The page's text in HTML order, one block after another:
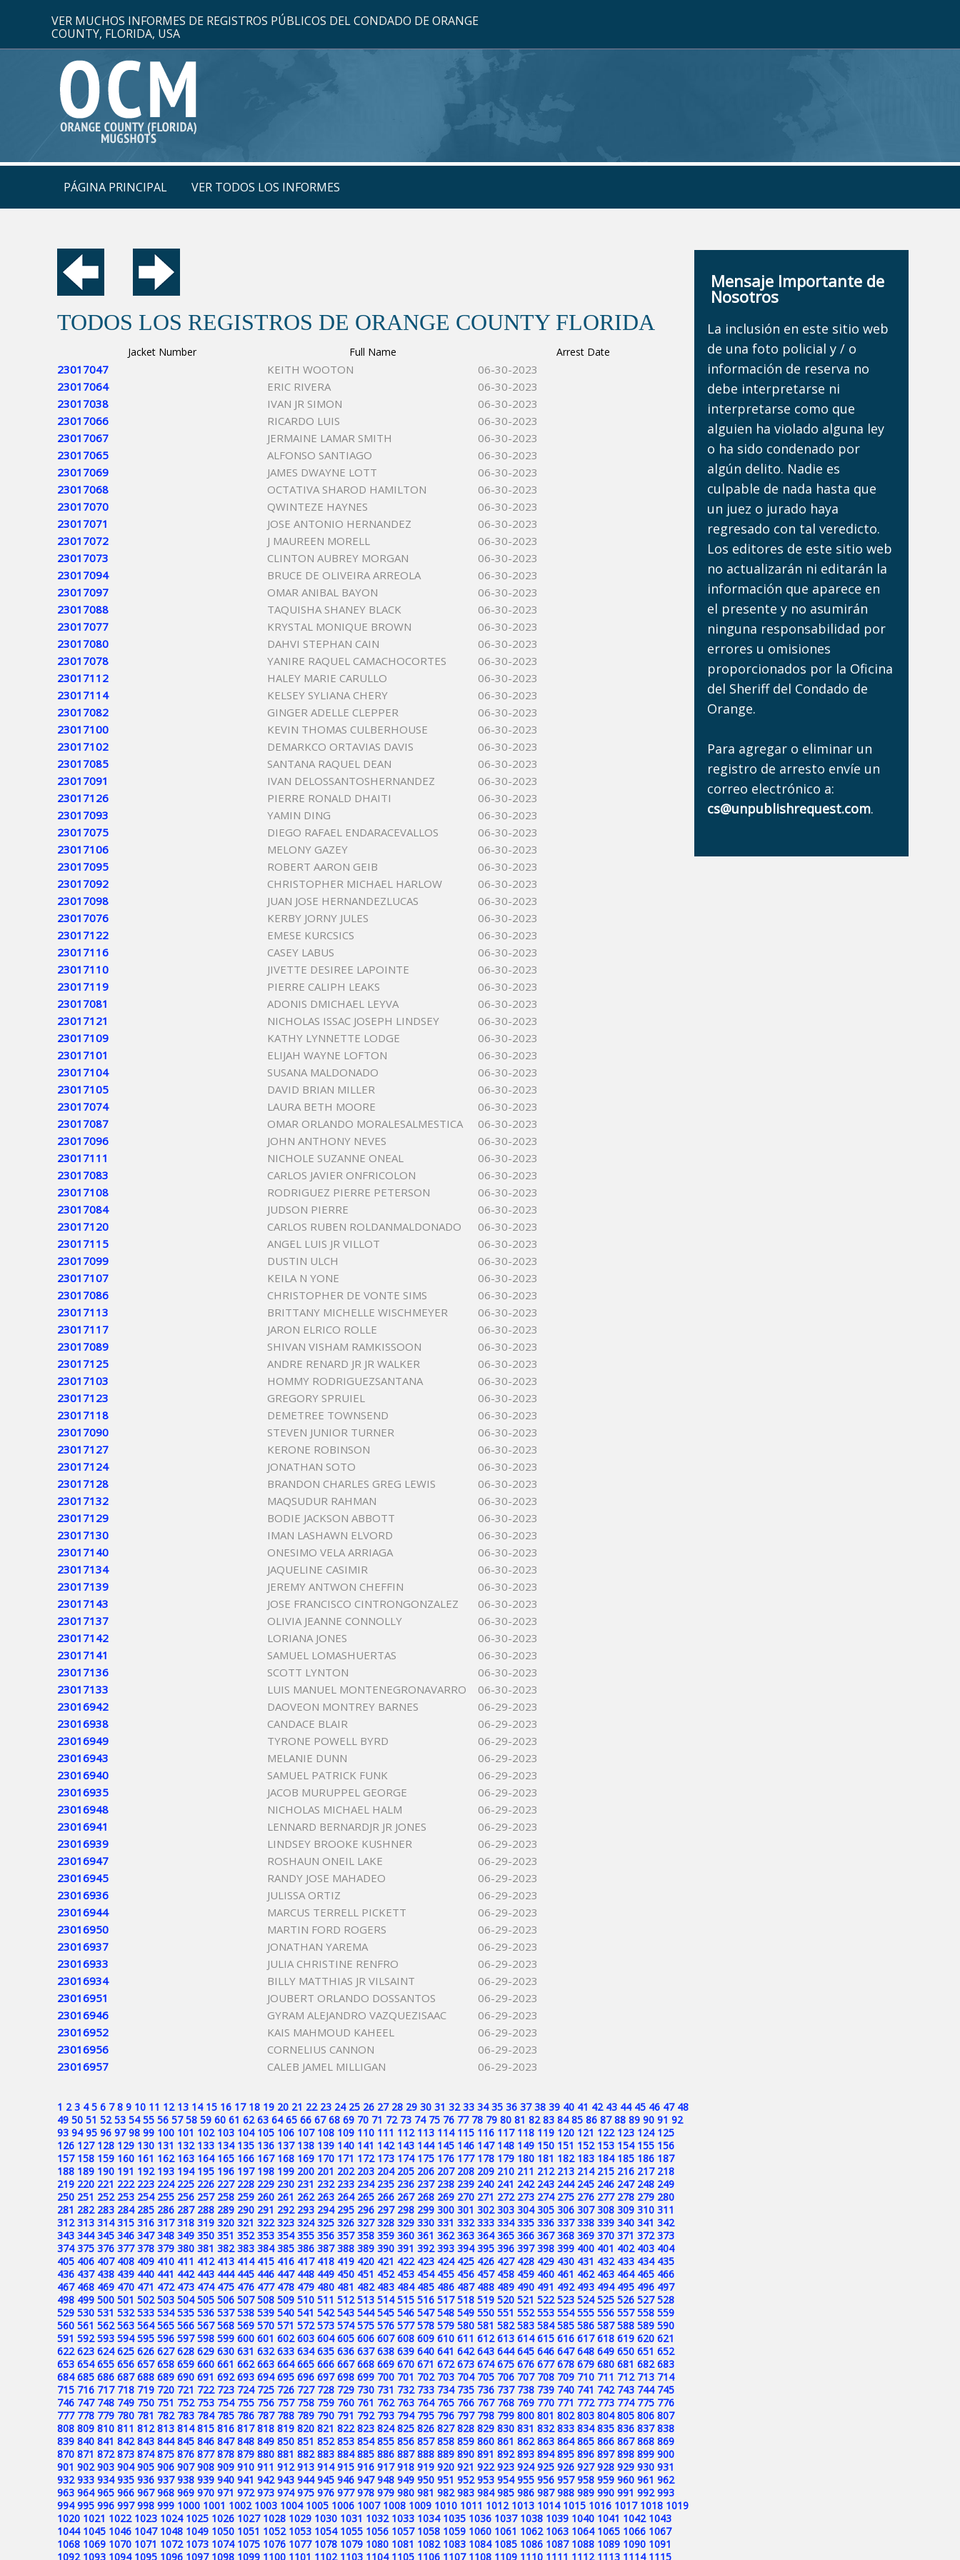
VER MUCHOS INFORMES DE REGISTROS PÚBLICOS DEL CONDADO DE ORANGE
COUNTY, FLORIDA, USA
PÁGINA PRINCIPAL VER TODOS LOS INFORMES
TODOS LOS REGISTROS DE ORANGE COUNTY FLORIDA
Jacket Number Full Name Arrest Date
23017047 KEITH WOOTON
06-30-2023
23017064
ERIC RIVERA
06-30-2023
23017038
IVAN JR SIMON
06-30-2023
23017066
RICARDO LUIS
06-30-2023
23017067
JERMAINE LAMAR SMITH
06-30-2023
23017065
ALFONSO SANTIAGO
06-30-2023
23017069
JAMES DWAYNE LOTT
06-30-2023
23017068
OCTATIVA SHAROD HAMILTON
06-30-2023
23017070
QWINTEZE HAYNES
06-30-2023
23017071
JOSE ANTONIO HERNANDEZ
06-30-2023
23017072
J MAUREEN MORELL
06-30-2023
23017073
CLINTON AUBREY MORGAN
06-30-2023
23017094
BRUCE DE OLIVEIRA ARREOLA
06-30-2023
23017097
OMAR ANIBAL BAYON
06-30-2023
23017088
TAQUISHA SHANEY BLACK
06-30-2023
23017077
KRYSTAL MONIQUE BROWN
06-30-2023
23017080
DAHVI STEPHAN CAIN
06-30-2023
23017078
YANIRE RAQUEL CAMACHOCORTES
06-30-2023
23017112
HALEY MARIE CARULLO
06-30-2023
23017114
KELSEY SYLIANA CHERY
06-30-2023
23017082
GINGER ADELLE CLEPPER
06-30-2023
23017100
KEVIN THOMAS CULBERHOUSE
06-30-2023
23017102
DEMARKCO ORTAVIAS DAVIS
06-30-2023
23017085
SANTANA RAQUEL DEAN
06-30-2023
23017091
IVAN DELOSSANTOSHERNANDEZ
06-30-2023
23017126
PIERRE RONALD DHAITI
06-30-2023
23017093
YAMIN DING
06-30-2023
23017075
DIEGO RAFAEL ENDARACEVALLOS
06-30-2023
23017106
MELONY GAZEY
06-30-2023
23017095
ROBERT AARON GEIB
06-30-2023
23017092
CHRISTOPHER MICHAEL HARLOW
06-30-2023
23017098
JUAN JOSE HERNANDEZLUCAS
06-30-2023
23017076
KERBY JORNY JULES
06-30-2023
23017122
EMESE KURCSICS
06-30-2023
23017116
CASEY LABUS
06-30-2023
23017110
JIVETTE DESIREE LAPOINTE
06-30-2023
23017119
PIERRE CALIPH LEAKS
06-30-2023
23017081
ADONIS DMICHAEL LEYVA
06-30-2023
23017121
NICHOLAS ISSAC JOSEPH LINDSEY
06-30-2023
23017109
KATHY LYNNETTE LODGE
06-30-2023
23017101
ELIJAH WAYNE LOFTON
06-30-2023
23017104
SUSANA MALDONADO
06-30-2023
23017105
DAVID BRIAN MILLER
06-30-2023
23017074
LAURA BETH MOORE
06-30-2023
23017087
OMAR ORLANDO MORALESALMESTICA
06-30-2023
23017096
JOHN ANTHONY NEVES
06-30-2023
23017111
NICHOLE SUZANNE ONEAL
06-30-2023
23017083
CARLOS JAVIER ONFRICOLON
06-30-2023
23017108
RODRIGUEZ PIERRE PETERSON
06-30-2023
23017084
JUDSON PIERRE
06-30-2023
23017120
CARLOS RUBEN ROLDANMALDONADO
06-30-2023
23017115
ANGEL LUIS JR VILLOT
06-30-2023
23017099
DUSTIN ULCH
06-30-2023
23017107
KEILA N YONE
06-30-2023
23017086
CHRISTOPHER DE VONTE SIMS
06-30-2023
23017113
BRITTANY MICHELLE WISCHMEYER
06-30-2023
23017117
JARON ELRICO ROLLE
06-30-2023
23017089
SHIVAN VISHAM RAMKISSOON
06-30-2023
23017125
ANDRE RENARD JR JR WALKER
06-30-2023
23017103
HOMMY RODRIGUEZSANTANA
06-30-2023
23017123
GREGORY SPRUIEL
06-30-2023
23017118
DEMETREE TOWNSEND
06-30-2023
23017090
STEVEN JUNIOR TURNER
06-30-2023
23017127
KERONE ROBINSON
06-30-2023
23017124
JONATHAN SOTO
06-30-2023
23017128
BRANDON CHARLES GREG LEWIS
06-30-2023
23017132
MAQSUDUR RAHMAN
06-30-2023
23017129
BODIE JACKSON ABBOTT
06-30-2023
23017130
IMAN LASHAWN ELVORD
06-30-2023
23017140
ONESIMO VELA ARRIAGA
06-30-2023
23017134
JAQUELINE CASIMIR
06-30-2023
23017139
JEREMY ANTWON CHEFFIN
06-30-2023
23017143
JOSE FRANCISCO CINTRONGONZALEZ
06-30-2023
23017137
OLIVIA JEANNE CONNOLLY
06-30-2023
23017142
LORIANA JONES
06-30-2023
23017141
SAMUEL LOMASHUERTAS
06-30-2023
23017136
SCOTT LYNTON
06-30-2023
23017133
LUIS MANUEL MONTENEGRONAVARRO
06-30-2023
23016942
DAOVEON MONTREY BARNES
06-29-2023
23016938
CANDACE BLAIR
06-29-2023
23016949
TYRONE POWELL BYRD
06-29-2023
23016943
MELANIE DUNN
06-29-2023
23016940
SAMUEL PATRICK FUNK
06-29-2023
23016935
JACOB MURUPPEL GEORGE
06-29-2023
23016948
NICHOLAS MICHAEL HALM
06-29-2023
23016941
LENNARD BERNARDJR JR JONES
06-29-2023
23016939
LINDSEY BROOKE KUSHNER
06-29-2023
23016947
ROSHAUN ONEIL LAKE
06-29-2023
23016945
RANDY JOSE MAHADEO
06-29-2023
23016936
JULISSA ORTIZ
06-29-2023
23016944
MARCUS TERRELL PICKETT
06-29-2023
23016950
MARTIN FORD ROGERS
06-29-2023
23016937
JONATHAN YAREMA
06-29-2023
23016933
JULIA CHRISTINE RENFRO
06-29-2023
23016934
BILLY MATTHIAS JR VILSAINT
06-29-2023
23016951
JOUBERT ORLANDO DOSSANTOS
06-29-2023
23016946
GYRAM ALEJANDRO VAZQUEZISAAC
06-29-2023
23016952
KAIS MAHMOUD KAHEEL
06-29-2023
23016956
CORNELIUS CANNON
06-29-2023
23016957
CALEB JAMEL MILLIGAN 06-29-2023
1 2 3 4 5 6 7 8 9 10 11 12 13 14 15 16 17 18 19 20 21 22 23 24 25 26 27 28 29 30 31 32 33 34 35 36 37 38 39 40 41 42 43 44 45 46 47 48
49 50 51 52 53 54 55 56 57 58 59 60 61 62 63 64 65 66 67 68 69 70 71 72 73 74 75 76 77 78 79 80 81 82 83 84 85 86 87 88 89 90 91 92
93 94 95 96 97 98 99 100 101 102 103 104 105 106 107 108 109 110 111 112 113 114 115 116 117 118 119 120 121 122 123 124 125
126 127 128 129 130 131 132 133 134 135 136 137 138 139 140 141 142 143 144 145 146 147 148 149 150 151 152 153 154 155 156
157 158 159 160 161 162 163 164 165 166 167 168 169 170 171 172 173 174 175 176 177 178 179 180 181 182 183 184 185 186 187
188 189 190 191 192 193 194 195 196 197 198 199 200 201 202 203 204 205 206 207 208 209 210 211 212 213 214 215 216 217 218
219 220 221 222 223 224 225 226 227 228 229 230 231 232 233 234 235 236 237 238 239 240 241 242 243 244 245 246 247 248 249
250 251 252 253 254 255 256 257 258 259 260 261 262 263 264 265 266 267 268 269 270 271 272 273 274 275 276 277 278 279 280
281 282 283 284 285 286 287 288 289 290 291 292 293 294 295 296 297 298 299 300 301 302 303 304 305 306 307 308 309 310 311
312 313 314 315 316 317 318 319 320 321 322 323 324 325 326 327 328 329 330 331 332 333 334 335 336 337 338 339 340 341 342
343 344 345 346 347 348 349 350 351 352 353 354 355 356 357 358 359 360 361 362 363 364 365 366 367 368 369 370 371 372 373
374 375 376 377 378 379 380 381 382 383 384 385 386 387 388 389 390 391 392 393 394 395 396 397 398 399 400 401 402 403 404
405 406 407 408 409 410 411 412 413 414 415 416 417 418 419 420 421 422 423 424 425 426 427 428 429 430 431 432 433 434 435
436 437 438 439 440 441 442 443 444 445 446 447 448 449 450 451 452 453 454 455 456 457 458 459 460 461 462 463 464 465 466
467 468 469 470 471 472 473 474 475 476 477 478 479 480 481 482 483 484 485 486 487 488 489 490 491 492 493 494 495 496 497
498 499 500 501 502 503 504 505 506 507 508 509 510 511 512 513 514 515 516 517 518 519 520 521 522 523 524 525 526 527 528
529 530 531 532 533 534 535 536 537 538 539 540 541 542 543 544 545 546 547 548 549 550 551 552 553 554 555 556 557 558 559
560 561 562 563 564 565 566 567 568 569 570 571 572 573 574 575 576 577 578 579 580 581 582 583 584 585 586 587 588 589 590
591 592 593 594 595 596 597 598 599 600 601 602 603 604 605 606 607 608 609 610 611 612 613 614 615 616 617 618 619 620 621
622 623 624 625 626 627 628 629 630 631 632 633 634 635 636 637 638 639 640 641 642 643 644 645 646 647 648 649 650 651 652
653 654 655 656 657 658 659 660 661 662 663 664 665 666 667 668 669 670 671 672 673 674 675 676 677 678 679 680 681 682 683
684 685 686 687 688 689 690 691 692 693 694 695 696 697 698 699 700 701 702 703 704 705 706 707 708 709 710 711 712 713 714
715 716 717 718 719 720 721 722 723 724 725 726 727 728 729 730 731 732 733 734 735 736 737 738 739 740 741 742 743 744 745
746 747 748 749 750 751 752 753 754 755 756 757 758 759 760 761 762 763 764 765 766 767 768 769 770 771 772 773 774 775 776
777 778 779 780 781 782 783 784 785 786 787 788 789 790 791 792 793 794 795 796 797 798 799 800 801 802 803 804 805 806 807
808 809 810 811 812 813 814 815 816 817 818 819 820 821 822 823 824 825 826 827 828 829 830 831 832 833 834 835 836 837 838
839 840 841 842 843 844 845 846 847 848 849 850 851 852 853 854 855 856 857 858 859 860 861 862 863 864 865 866 867 868 869
870 871 872 873 874 875 876 877 878 879 880 881 882 883 884 885 886 887 888 889 890 891 892 893 894 895 896 897 898 899 900
901 902 903 904 905 906 907 908 909 910 911 912 913 914 915 916 917 918 919 920 921 922 923 924 925 926 927 928 929 930 931
932 933 934 935 936 937 938 939 940 941 942 943 944 945 946 947 948 949 950 951 952 953 954 955 956 957 958 959 960 961 962
963 964 965 966 967 968 969 970 971 972 973 974 975 976 977 978 979 980 981 982 983 984 985 986 987 988 989 990 991 992 993
994 995 996 997 998 999 1000 1001 1002 1003 1004 1005 1006 1007 1008 1009 1010 1011 1012 1013 1014 1015 1016 1017 1018 1019
1020 1021 1022 1023 1024 1025 1026 1027 1028 1029 1030 1031 1032 1033 1034 1035 1036 1037 1038 1039 1040 1041 1042 1043
1044 1045 1046 1047 1048 1049 1050 1051 1052 1053 1054 1055 1056 1057 1058 1059 1060 1061 1062 1063 1064 1065 1066 1067
1068 1069 1070 1071 1072 1073 1074 1075 1076 1077 1078 1079 1080 1081 1082 1083 1084 1085 1086 1087 1088 1089 1090 1091
1092 1093 1094 1095 1096 1097 1098 1099 1100 1101 1102 1103 1104 1105 1106 1107 1108 1109 1110 1111 1112 1113 1114 1115
Mensaje Importante de
Nosotros
La inclusión en este sitio web
de una foto policial y / o
información de reserva no
debe interpretarse ni
interpretarse como que
alguien ha violado alguna ley
o ha sido condenado por
algún delito. Nadie es
culpable de nada hasta que
un juez o jurado haya
regresado con tal veredicto.
Los editores de este sitio web
no actualizarán ni editarán la
información que aparece en
el presente y no asumirán
ninguna responsabilidad por
errores u omisiones
proporcionados por la Oficina
del Sheriff del Condado de
Orange.
Para agregar o eliminar un
registro de arresto envíe un
correo electrónico a:
cs@unpublishrequest.com.